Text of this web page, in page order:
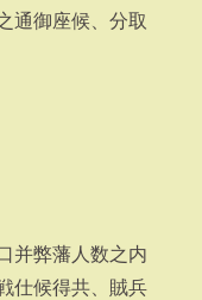
通御座候、分取
并弊藩人数之内
仕候得共、賊兵